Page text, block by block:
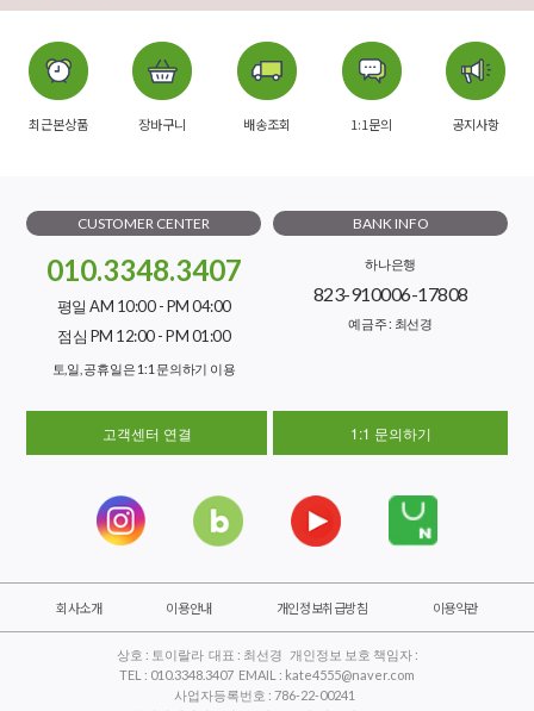
최근본상품 장바구니 배송조회 1:1문의 공지사항
CUSTOMER CENTER
010.3348.3407
평일 AM 10:00 - PM 04:00
점심 PM 12:00 - PM 01:00
토,일, 공휴일은 1:1 문의하기 이용
BANK INFO
하나은행
823-910006-17808
예금주 : 최선경
고객센터 연결 1:1 문의하기
회사소개 이용안내 개인정보취급방침 이용약관
상호 : 토이랄라 대표 : 최선경 개인정보 보호 책임자 :
TEL : 010.3348.3407 EMAIL : kate4555@naver.com
사업자등록번호 : 786-22-00241